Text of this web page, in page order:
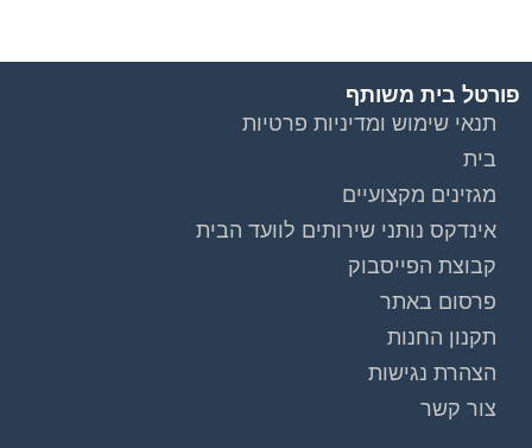
פורטל בית משותף
תנאי שימוש ומדיניות פרטיות
בית
מגזינים מקצועיים
אינדקס נותני שירותים לוועד הבית
קבוצת הפייסבוק
פרסום באתר
תקנון החנות
הצהרת נגישות
צור קשר